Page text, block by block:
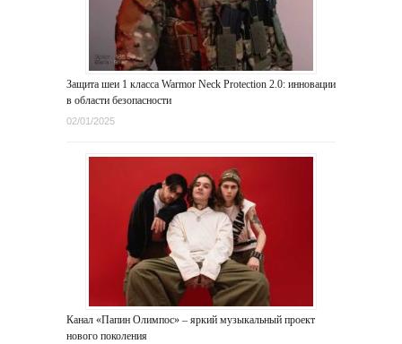
Защита шеи 1 класса Warmor Neck Protection 2.0: инновации
в области безопасности
02/01/2025
Канал «Папин Олимпос» – яркий музыкальный проект
нового поколения